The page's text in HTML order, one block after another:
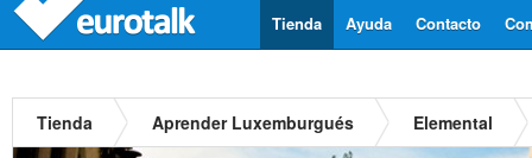
Contacto
Ayuda
Tienda
Tienda Aprender Luxemburgués Elemental